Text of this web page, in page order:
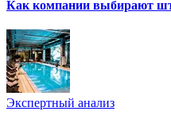
Как компании выбирают
Экспертный анализ